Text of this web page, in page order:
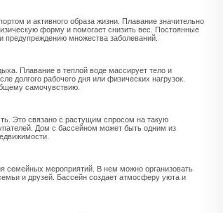
и активного образа жизни. Плавание значительно
форму и помогает снизить вес. Постоянные
предупреждению множества заболеваний.
Плавание в теплой воде массирует тело и
долгого рабочего дня или физических нагрузок.
самочувствию.
Это связано с растущим спросом на такую
Дом с бассейном может быть одним из
семейных мероприятий. В нем можно организовать
и друзей. Бассейн создает атмосферу уюта и